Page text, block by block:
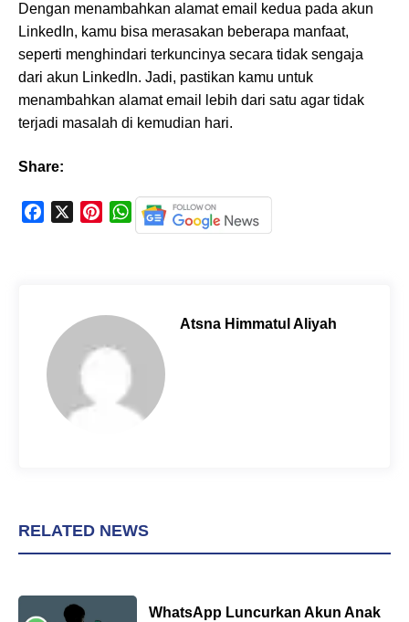
Dengan menambahkan alamat email kedua pada akun
LinkedIn, kamu bisa merasakan beberapa manfaat,
seperti menghindari terkuncinya secara tidak sengaja
dari akun LinkedIn. Jadi, pastikan kamu untuk
menambahkan alamat email lebih dari satu agar tidak
terjadi masalah di kemudian hari.
Share:
k
e
W
h
A
Atsna Himmatul Aliyah
RELATED NEWS
WhatsApp Luncurkan Akun Anak